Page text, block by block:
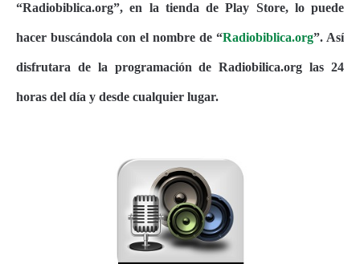
“Radiobiblica.org”, en la tienda de Play Store, lo puede
hacer buscándola con el nombre de “Radiobiblica.org”. Así
disfrutara de la programación de Radiobilica.org las 24
horas del día y desde cualquier lugar.